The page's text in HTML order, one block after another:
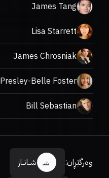
James Tang
Lisa Starrett
James Chrosniak
Presley-Belle Foster
Bill Sebastian
وەرگێڕان: شـ شــانــاز